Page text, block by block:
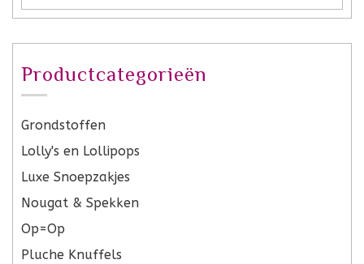
Productcategorieën
Grondstoffen
Lolly's en Lollipops
Luxe Snoepzakjes
Nougat & Spekken
Op=Op
Pluche Knuffels